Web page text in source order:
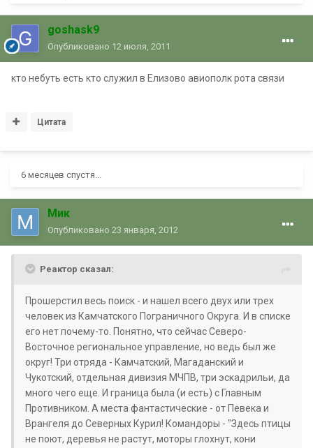
goshask9
Опубликовано 12 июля, 2011
кто небуть есть кто служил в Елизово авиополк рота связи
Цитата
6 месяцев спустя...
Мик
Опубликовано 23 января, 2012
Реактор сказал:
Прошерстил весь поиск - и нашел всего двух или трех
человек из Камчатского Пограничного Округа. И в списке
его нет почему-то. Понятно, что сейчас Северо-
Восточное региональное управление, но ведь был же
округ! Три отряда - Камчатский, Магаданский и
Чукотский, отдельная дивизия МЧПВ, три эскадрильи, да
много чего еще. И граница была (и есть) с Главным
Противником. А места фантастические - от Певека и
Врангеля до Северных Курил! Командоры - "Здесь птицы
не поют, деревья не растут, моторы глохнут, кони